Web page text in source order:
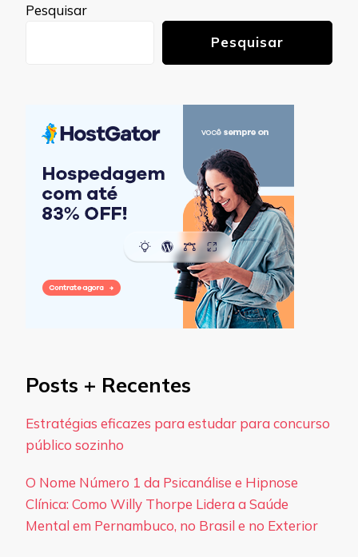
Pesquisar
Pesquisar
Posts + Recentes
Estratégias eficazes para estudar para concurso
público sozinho
O Nome Número 1 da Psicanálise e Hipnose
Clínica: Como Willy Thorpe Lidera a Saúde
Mental em Pernambuco, no Brasil e no Exterior